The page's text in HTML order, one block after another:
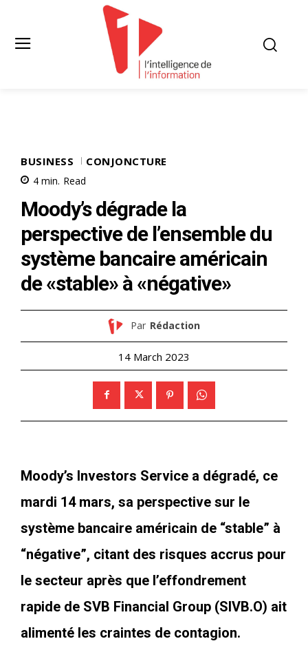
BUSINESS CONJONCTURE
4 min. Read
Moody’s dégrade la
perspective de l’ensemble du
système bancaire américain
de «stable» à «négative»
Par Rédaction
14 March 2023
Moody’s Investors Service a dégradé, ce
mardi 14 mars, sa perspective sur le
système bancaire américain de “stable” à
“négative”, citant des risques accrus pour
le secteur après que l’effondrement
rapide de SVB Financial Group (SIVB.O) ait
alimenté les craintes de contagion.